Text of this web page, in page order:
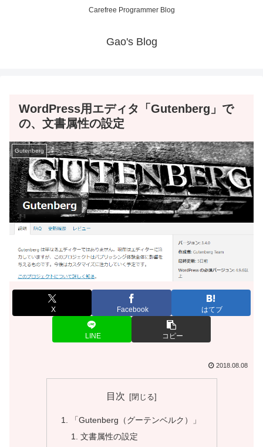
Carefree Programmer Blog
Gao's Blog
WordPress用エディタ「Gutenberg」で
の、文書属性の設定
Gutenberg
X Facebook はてブ
LINE コピー
2018.08.08
目次
「Gutenberg（グーテンベルク）」
文書属性の設定